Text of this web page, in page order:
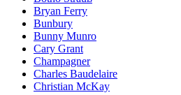
Bryan Ferry
Bunbury
Bunny Munro
Cary Grant
Champagner
Charles Baudelaire
Christian McKay